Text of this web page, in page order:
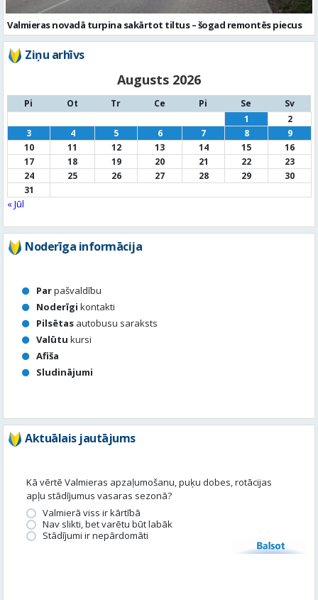
Valmieras novadā turpina sakārtot tiltus – šogad remontēs piecus
Ziņu arhīvs
Augusts 2026
Pi Ot Tr Ce Pi Se
Sv
1
2
3
4 5 6 7 8
9
10
11 12 13 14 15
16
17
18 19 20 21 22
23
24
25 26 27 28 29
30
31
« Jūl
Noderīga informācija
Parpašvaldību
Noderīgi kontakti
Pilsētas autobusu saraksts
Valūtu kursi
Afiša
Sludinājumi
Aktuālais jautājums
Kā vērtē Valmieras apzaļumošanu, puķu dobes, rotācijas
apļu stādījumus vasaras sezonā?
Valmierā viss ir kārtībā
Nav slikti, bet varētu būt labāk
Stādījumi ir nepārdomāti
Balsot